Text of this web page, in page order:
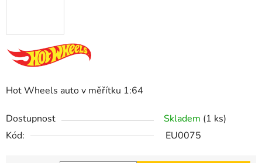
Hot Wheels auto v měřítku 1:64
Dostupnost Skladem (1 ks)
Kód:
EU0075